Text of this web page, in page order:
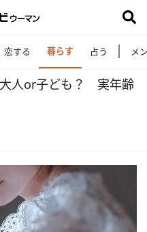
恋する 暮らす 占う メ
大人or子ども？ 実年齢